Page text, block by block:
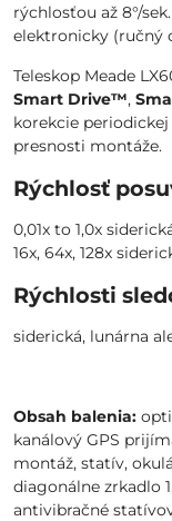
rýchlosťou až 8°/
elektronicky (ručný
Teleskop Meade
Smart Drive™,
korekcie periodickej
presnosti montáže.
Rýchlosť
0,01x to 1,0x
16x, 64x, 128x
Rýchlosti
siderická, lunárna
Obsah balenia:
kanálový GPS
montáž, statív,
diagonálne zrkadlo
antivibračné